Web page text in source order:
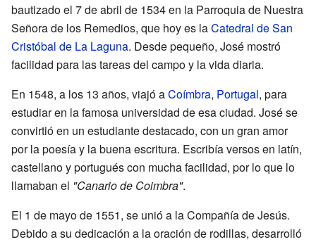
bautizado el 7 de abril de 1534 en la Parroquia de Nuestra
Señora de los Remedios, que hoy es laCatedral de San
Cristóbal de La Laguna. Desde pequeño, José mostró
facilidad para las tareas del campo y la vida diaria.
En 1548, a los 13 años, viajó aCoímbra, Portugal, para
estudiar en la famosa universidad de esa ciudad. José se
convirtió en un estudiante destacado, con un gran amor
por la poesía y la buena escritura. Escribía versos en latín,
castellano y portugués con mucha facilidad, por lo que lo
llamaban el "Canario de Coimbra".
El 1 de mayo de 1551, se unió a la Compañía de Jesús.
Debido a su dedicación a la oración de rodillas, desarrolló